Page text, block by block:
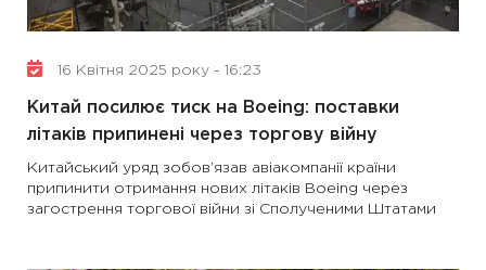
16 Квітня 2025 року - 16:23
Китай посилює тиск на Boeing: поставки
літаків припинені через торгову війну
Китайський уряд зобов’язав авіакомпанії країни
припинити отримання нових літаків Boeing через
загострення торгової війни зі Сполученими Штатами